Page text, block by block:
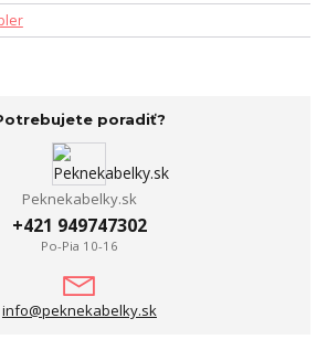
poradiť?
Peknekabelky.sk
+421 949747302
Po-Pia 10-16
info@peknekabelky.sk